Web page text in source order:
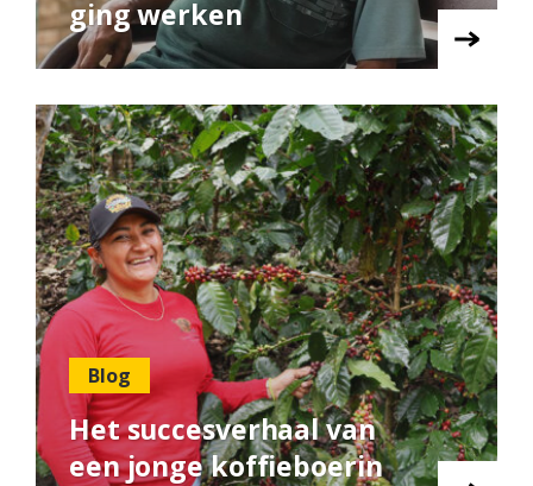
ging werken
Blog
Het succesverhaal van
een jonge koffieboerin